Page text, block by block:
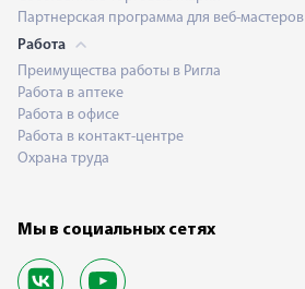
Партнерская программа для веб-мастеров
Работа
Преимущества работы в Ригла
Работа в аптеке
Работа в офисе
Работа в контакт-центре
Охрана труда
Мы в социальных сетях